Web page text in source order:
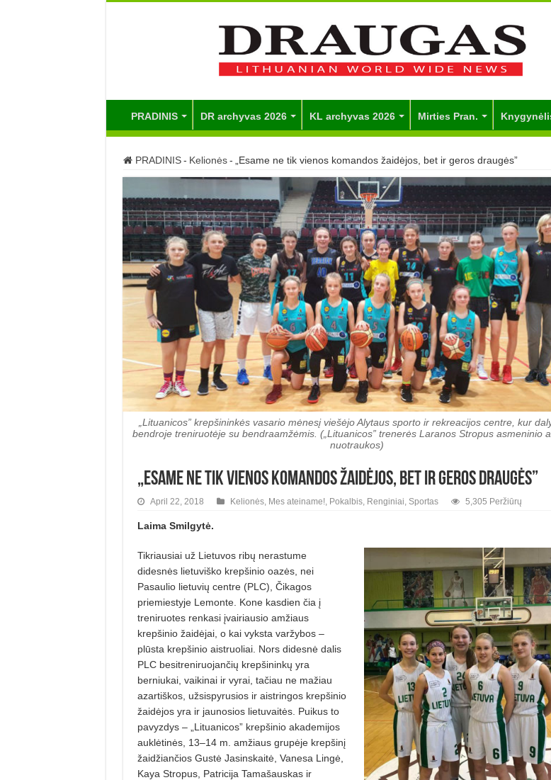
PRADINIS DR archyvas 2026 KL archyvas 2026 Mirties Pran.
PRADINIS - Kelionės - „Esame ne tik vienos komandos žaidėjos, bet ir geros draugės”
„Lituanicos” krepšininkės vasario mėnesį viešėjo Alytaus sporto ir rekreacijos centre, kur
bendroje treniruotėje su bendraamžėmis. („Lituanicos” trenerės Laranos Stropus asmeninio
nuotraukos)
„Esame ne tik vienos komandos žaidėjos, bet ir geros draugės”
April 22, 2018 Kelionės, Mes ateiname!, Pokalbis, Renginiai Sportas 5,305 Peržiūrų
Laima Smilgytė.
Tikriausiai už Lietuvos ribų nerastume
didesnės lietuviško krepši­nio oazės, nei
Pasaulio lietuvių centre (PLC), Čikagos
priemiestyje Lemonte. Kone kasdien čia į
treniruotes renkasi įvairiausio amžiaus
krepšinio žaidėjai, o kai vyksta varžybos –
plūsta krepšinio aistruoliai. Nors didesnė dalis
PLC besitreniruojančių krepši­nin­kų yra
berniukai, vaikinai ir vyrai, tačiau ne mažiau
azartiškos, užsispyrusios ir aistringos krepšinio
žaidėjos yra ir jaunosios lietuvaitės. Puikus to
pavyzdys – „Lituanicos” krepšinio akademijos
auklėtinės, 13–14 m. amžiaus grupėje krepšinį
žai­džiančios Gustė Jasinskaitė, Vanesa Lingė,
Kaya Stropus, Patricija Tama­šauskas ir